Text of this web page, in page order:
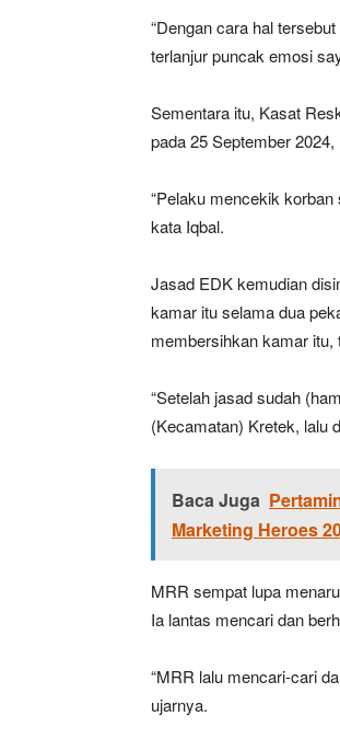
“Dengan cara hal
terlanjur puncak emosi
Sementara itu, Kasat
pada 25 September
“Pelaku mencekik
kata Iqbal.
Jasad EDK kemudian
kamar itu selama dua
membersihkan kamar itu,
“Setelah jasad sudah
(Kecamatan) Kretek, lalu
Baca Juga
Marketing Heroes
MRR sempat lupa
Ia lantas mencari dan
“MRR lalu mencari-cari
ujarnya.